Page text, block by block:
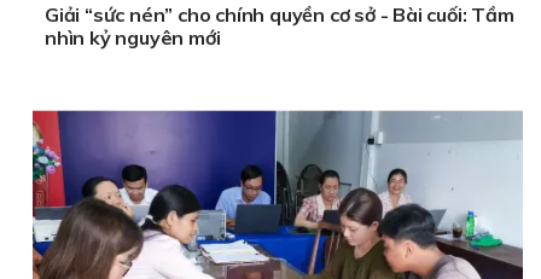
Giải “sức nén” cho chính quyền cơ sở - Bài cuối: Tầm
nhìn kỷ nguyên mới